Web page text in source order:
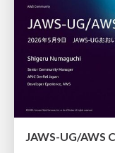
JAWS-UG/AWS